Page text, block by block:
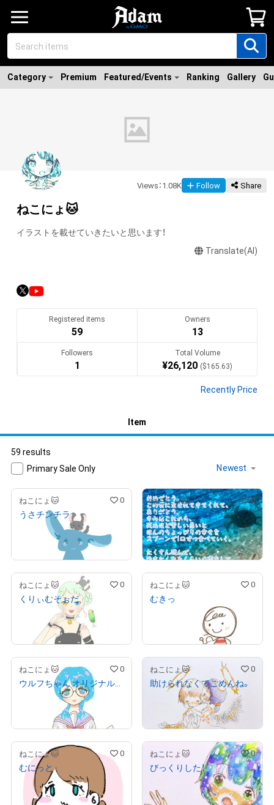
Category Premium Featured/Events Ranking Gallery
Views ： 1.08K Follow Share
ねこにょ🐱
イラストを載せていきたいと思います！
Translate(AI)
Registered items
59
Owners
13
Followers
1
Total Volume
¥26,120 ($165.63)
Recently Price
Item
59 results
Primary Sale Only
ねこにょ🐱 0
うさチンチラ
1,000 ($ 6.34)
Primary Sale
ねこにょ🐱 0
スプーンで1口ずつ
¥3,000 ($19.02)
Primary Sale
ねこにょ🐱 0
くりぃむそぉだ
($6.34)
Primary Sale
ねこにょ🐱 0
むきっ
6.34)
Primary Sale
ねこにょ🐱 0
ウルフちゃん オリジナルイラスト
7.61)
Primary Sale
ねこにょ🐱 0
助けられなくてごめんね。
1,200 ($7.61)
Primary Sale
ねこにょ🐱 0
むにっと
1,000 ($ 6.34)
Primary Sale
ねこにょ🐱 0
びっくりした！
9.51)
Primary Sale